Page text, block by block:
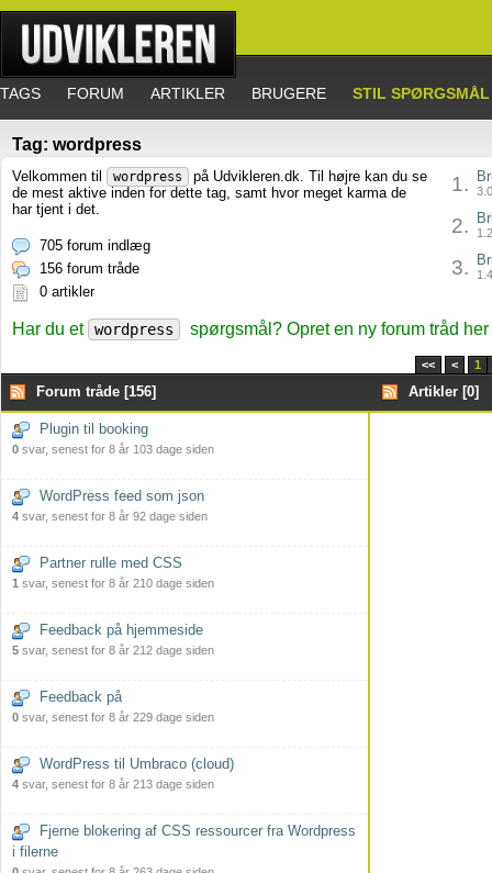
TAGS FORUM ARTIKLER BRUGERE STIL SPØRGSMÅL
Tag: wordpress
Velkommen til wordpress
på Udvikleren.dk. Til højre kan du se
de mest aktive inden for dette tag, samt hvor meget karma de
har tjent i det.
705 forum indlæg
156 forum tråde
0 artikler
1.
2.
3.
Har du et wordpress spørgsmål? Opret en ny forum tråd her
<< < 1
Forum tråde [156] Artikler [0]
Plugin til booking
0 svar, senest for 8 år 103 dage siden
WordPress feed som json
4 svar, senest for 8 år 92 dage siden
Partner rulle med CSS
1 svar, senest for 8 år 210 dage siden
Feedback på hjemmeside
5 svar, senest for 8 år 212 dage siden
Feedback på
0 svar, senest for 8 år 229 dage siden
WordPress til Umbraco (cloud)
4 svar, senest for 8 år 213 dage siden
Fjerne blokering af CSS ressourcer fra Wordpress
i filerne